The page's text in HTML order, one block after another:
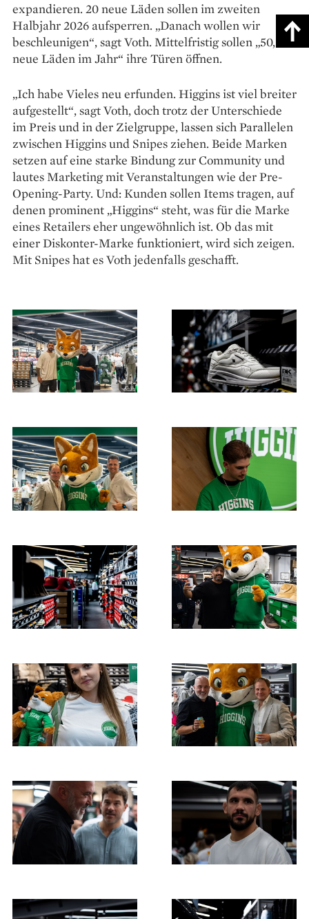
expandieren. 20 neue Läden sollen im zweiten
Halbjahr 2026 aufsperren. „Danach wollen wir
beschleunigen“, sagt Voth. Mittelfristig sollen „50, 60
neue Läden im Jahr“ ihre Türen öffnen.
„Ich habe Vieles neu erfunden. Higgins ist viel breiter
aufgestellt“, sagt Voth, doch trotz der Unterschiede
im Preis und in der Zielgruppe, lassen sich Parallelen
zwischen Higgins und Snipes ziehen. Beide Marken
setzen auf eine starke Bindung zur Community und
lautes Marketing mit Veranstaltungen wie der Pre-
Opening-Party. Und: Kunden sollen Items tragen, auf
denen prominent „Higgins“ steht, was für die Marke
eines Retailers eher ungewöhnlich ist. Ob das mit
einer Diskonter-Marke funktioniert, wird sich zeigen.
Mit Snipes hat es Voth jedenfalls geschafft.